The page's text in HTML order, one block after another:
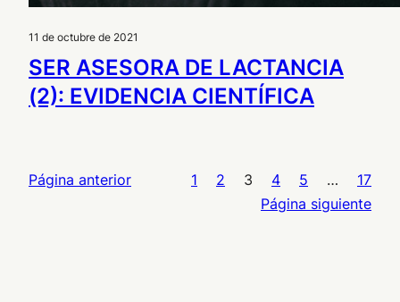
11 de octubre de 2021
SER ASESORA DE LACTANCIA
(2): EVIDENCIA CIENTÍFICA
Página anterior 1 2 3 4 5 …
17
Página siguiente